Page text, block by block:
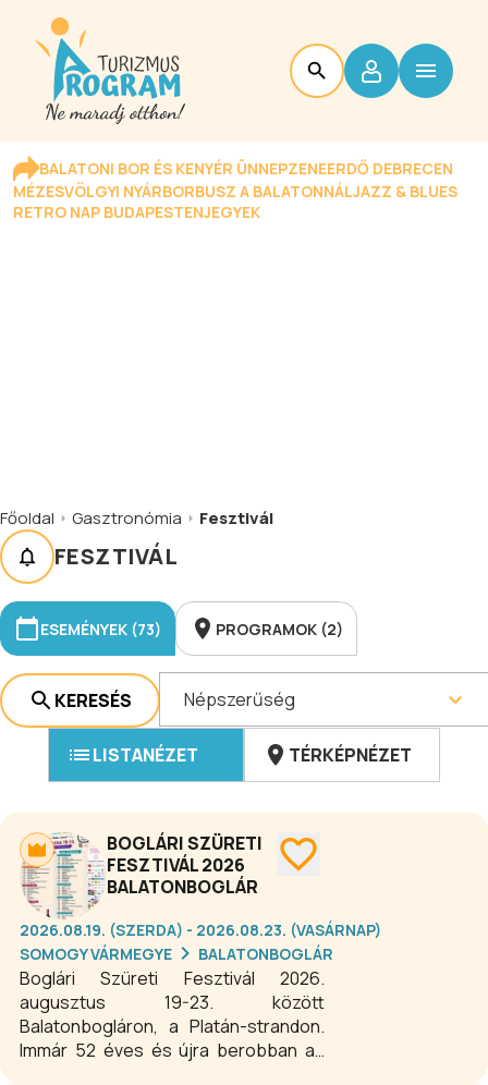
BALATONI BOR ÉS KENYÉR ÜNNEPZENEERDŐ DEBRECEN
MÉZESVÖLGYI NYÁRBORBUSZ A BALATONNÁLJAZZ & BLUES
RETRO NAP BUDAPESTENJEGYEK
Főoldal Gasztronómia Fesztivál
FESZTIVÁL
ESEMÉNYEK (73) PROGRAMOK (2)
KERESÉS Népszerűség
LISTANÉZET TÉRKÉPNÉZET
BOGLÁRI SZÜRETI
FESZTIVÁL 2026
BALATONBOGLÁR
2026.08.19. (SZERDA) - 2026.08.23. (VASÁRNAP)
SOMOGY VÁRMEGYE
BALATONBOGLÁR
Boglári Szüreti Fesztivál 2026.
augusztus 19-23. között
Balatonbogláron, a Platán-strandon.
Immár 52 éves és újra berobban az